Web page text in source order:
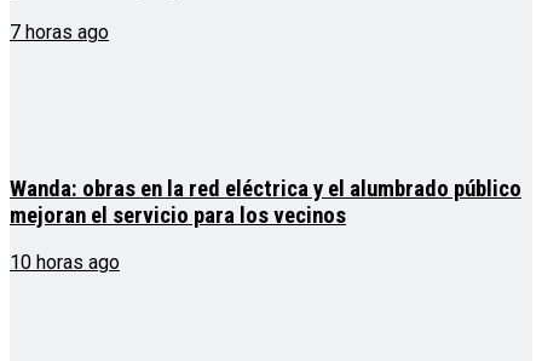
7 horas ago
Wanda: obras en la red eléctrica y el alumbrado público
mejoran el servicio para los vecinos
10 horas ago